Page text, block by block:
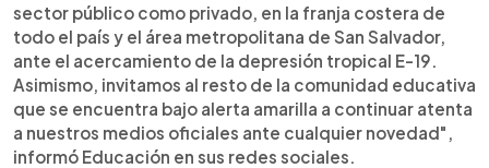
sector público como privado, en la franja costera de
todo el país y el área metropolitana de San Salvador,
ante el acercamiento de la depresión tropical E-19.
Asimismo, invitamos al resto de la comunidad educativa
que se encuentra bajo alerta amarilla a continuar atenta
a nuestros medios oficiales ante cualquier novedad",
informó Educación en sus redes sociales.